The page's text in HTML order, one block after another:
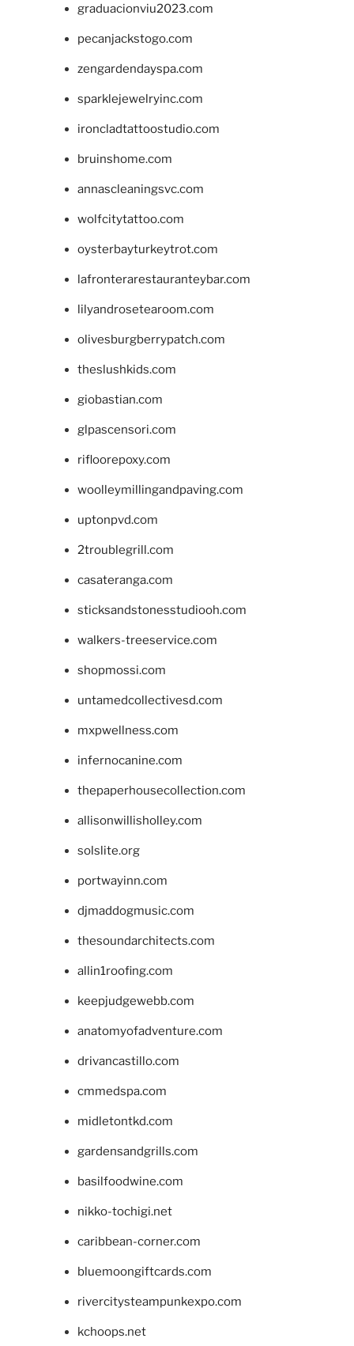
graduacionviu2023.com
pecanjackstogo.com
zengardendayspa.com
sparklejewelryinc.com
ironcladtattoostudio.com
bruinshome.com
annascleaningsvc.com
wolfcitytattoo.com
oysterbayturkeytrot.com
lafronterarestauranteybar.com
lilyandrosetearoom.com
olivesburgberrypatch.com
theslushkids.com
giobastian.com
glpascensori.com
rifloorepoxy.com
woolleymillingandpaving.com
uptonpvd.com
2troublegrill.com
casateranga.com
sticksandstonesstudiooh.com
walkers-treeservice.com
shopmossi.com
untamedcollectivesd.com
mxpwellness.com
infernocanine.com
thepaperhousecollection.com
allisonwillisholley.com
solslite.org
portwayinn.com
djmaddogmusic.com
thesoundarchitects.com
allin1roofing.com
keepjudgewebb.com
anatomyofadventure.com
drivancastillo.com
cmmedspa.com
midletontkd.com
gardensandgrills.com
basilfoodwine.com
nikko-tochigi.net
caribbean-corner.com
bluemoongiftcards.com
rivercitysteampunkexpo.com
kchoops.net